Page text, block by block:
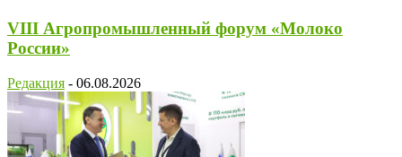
VIII Агропромышленный форум «Молоко
России»
Редакция - 06.08.2026